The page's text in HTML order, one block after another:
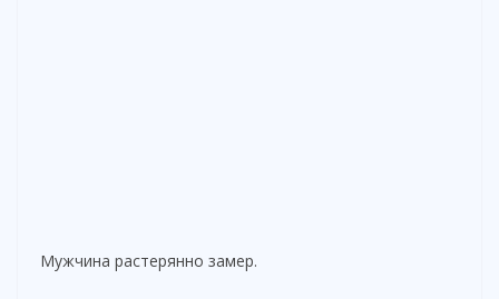
Мужчина растерянно замер.